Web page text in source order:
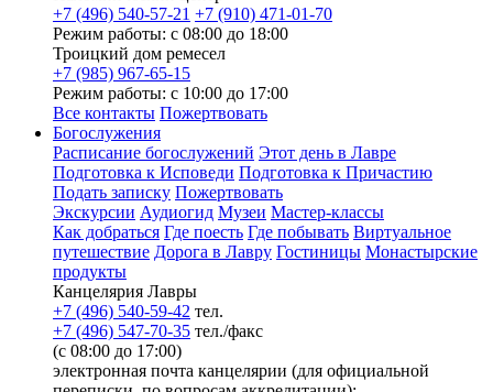
+7 (496) 540-57-21 +7 (910) 471-01-70
Режим работы: с 08:00 до 18:00
Троицкий дом ремесел
+7 (985) 967-65-15
Режим работы: с 10:00 до 17:00
Все контакты Пожертвовать
Богослужения
Расписание богослужений Этот день в Лавре
Подготовка к Исповеди Подготовка к Причастию
Подать записку Пожертвовать
Экскурсии Аудиогид Музеи Мастер-классы
Как добраться Где поесть Где побывать Виртуальное
путешествие Дорога в Лавру Гостиницы Монастырские
продукты
Канцелярия Лавры
+7 (496) 540-59-42 тел.
+7 (496) 547-70-35 тел./факс
(с 08:00 до 17:00)
электронная почта канцелярии (для официальной